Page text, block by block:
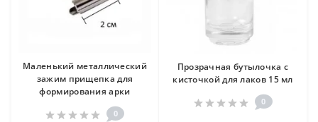
Маленький металлический
зажим прищепка для
формирования арки
0
Прозрачная бутылочка с
кисточкой для лаков 15 мл
0